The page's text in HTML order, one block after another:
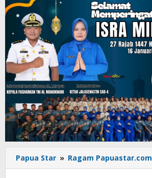
Papua Star » Ragam Papuastar.com